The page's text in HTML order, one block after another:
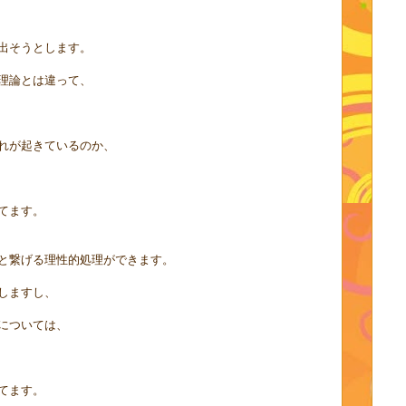
そうとします。
論とは違って、
が起きているのか、
ます。
げる理性的処理ができます。
ますし、
ついては、
ます。